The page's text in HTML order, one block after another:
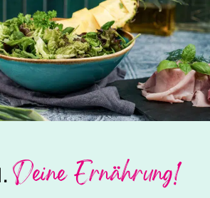
Deine Ernährung!